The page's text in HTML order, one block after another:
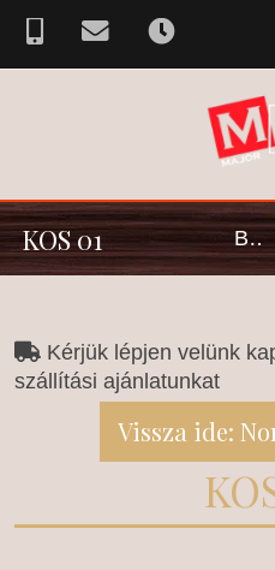
KOS 01 BÚTOR SZÖVETVÁLASZTÉK
Kérjük lépjen velünk
szállítási ajánlatunkat
Vissza ide: